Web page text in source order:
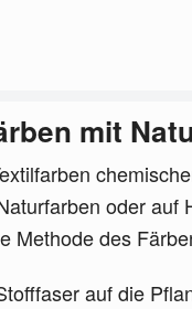
mit
oder auf
Methode des
auf die